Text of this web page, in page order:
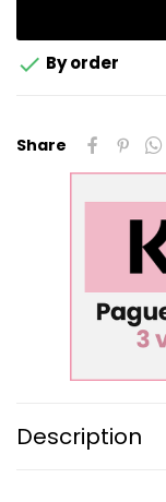
 By order
Share
Description